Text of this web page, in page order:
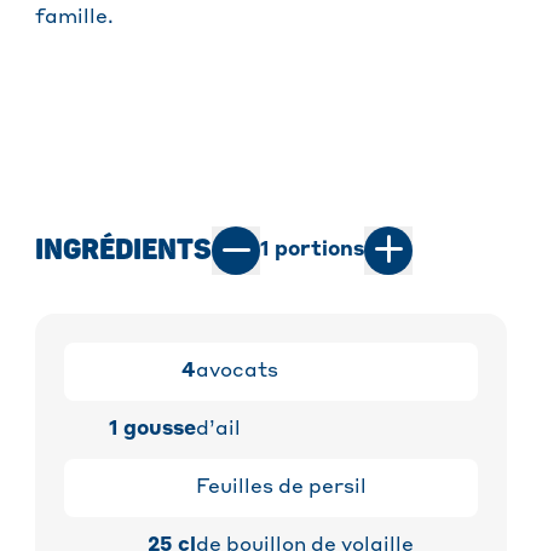
famille.
INGRÉDIENTS 1 portions
4avocats
1 goussed’ail
Feuilles de persil
25 cl de bouillon de volaille